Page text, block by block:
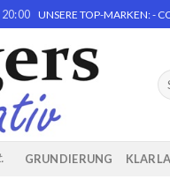
UNSERE TOP-MARKEN: -
GRUNDIERUNG